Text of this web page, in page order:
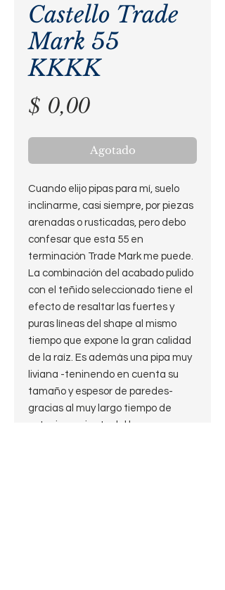
Castello Trade
Mark 55
KKKK
$ 0,00Precio
Agotado
Cuando elijo pipas para mí, suelo
inclinarme, casi siempre, por piezas
arenadas o rusticadas, pero debo
confesar que esta 55 en
terminación Trade Mark me puede.
La combinación del acabado pulido
con el teñido seleccionado tiene el
efecto de resaltar las fuertes y
puras líneas del shape al mismo
tiempo que expone la gran calidad
de la raíz. Es además una pipa muy
liviana -teninendo en cuenta su
tamaño y espesor de paredes-
gracias al muy largo tiempo de
estacionamiento del brezo.